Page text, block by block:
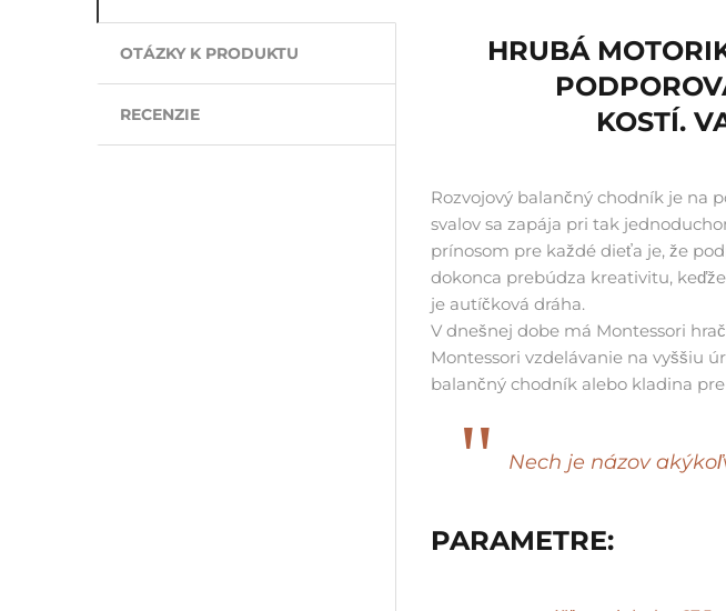
OTÁZKY K PRODUKTU
RECENZIE
HRUBÁ
KOSTÍ.
Rozvojový balančný chodník je na
svalov sa zapája pri tak
prínosom pre každé dieťa je, že
dokonca prebúdza kreativitu,
je autíčková dráha.
V dnešnej dobe má Montessori
Montessori vzdelávanie na vyššiu
balančný chodník alebo kladina
Nech je názov
PARAMETRE: